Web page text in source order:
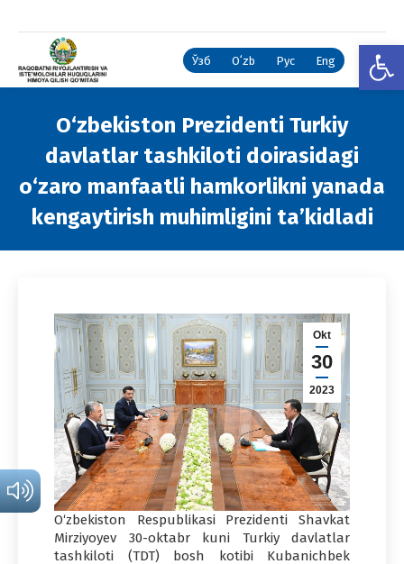
Ўзб Oʻzb Рус Eng
O‘zbekiston Prezidenti Turkiy
davlatlar tashkiloti doirasidagi
o‘zaro manfaatli hamkorlikni yanada
kengaytirish muhimligini ta’kidladi
Okt
30
2023
O‘zbekiston Respublikasi Prezidenti Shavkat
Mirziyoyev 30-oktabr kuni Turkiy davlatlar
tashkiloti (TDT) bosh kotibi Kubanichbek